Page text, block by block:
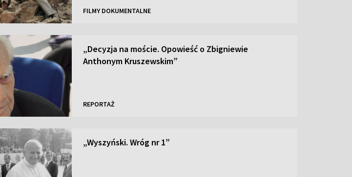
FILMY DOKUMENTALNE
„Decyzja na moście. Opowieść o Zbigniewie
Anthonym Kruszewskim”
REPORTAŻ
„Wyszyński. Wróg nr 1”